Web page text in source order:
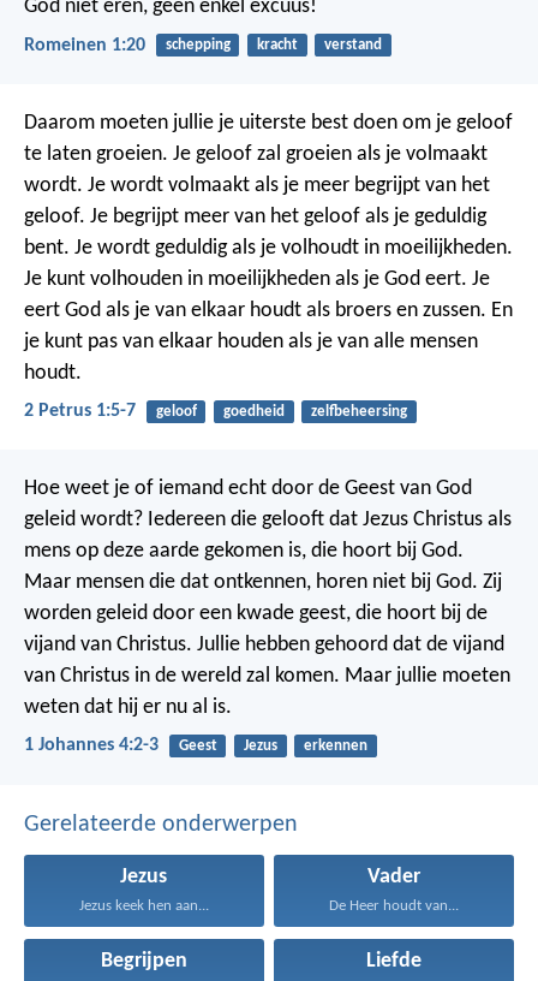
God niet eren, geen enkel excuus!
Romeinen 1:20 schepping kracht verstand
Daarom moeten jullie je uiterste best doen om je geloof
te laten groeien. Je geloof zal groeien als je volmaakt
wordt. Je wordt volmaakt als je meer begrijpt van het
geloof. Je begrijpt meer van het geloof als je geduldig
bent. Je wordt geduldig als je volhoudt in moeilijkheden.
Je kunt volhouden in moeilijkheden als je God eert. Je
eert God als je van elkaar houdt als broers en zussen. En
je kunt pas van elkaar houden als je van alle mensen
houdt.
2 Petrus 1:5-7 geloof goedheid zelfbeheersing
Hoe weet je of iemand echt door de Geest van God
geleid wordt? Iedereen die gelooft dat Jezus Christus als
mens op deze aarde gekomen is, die hoort bij God.
Maar mensen die dat ontkennen, horen niet bij God. Zij
worden geleid door een kwade geest, die hoort bij de
vijand van Christus. Jullie hebben gehoord dat de vijand
van Christus in de wereld zal komen. Maar jullie moeten
weten dat hij er nu al is.
1 Johannes 4:2-3 Geest Jezus erkennen
Gerelateerde onderwerpen
Jezus
Jezus keek hen aan...
Vader
De Heer houdt van...
Begrijpen Liefde